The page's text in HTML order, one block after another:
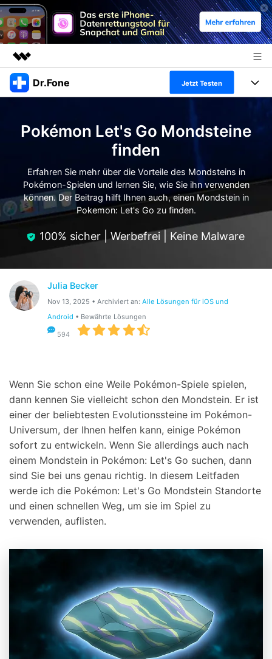
Top-Produkte
Dienstprogramme
Überblick
Presseraum
Shop
Support
Dr.Fone Jetzt Testen
Alles-in-einem-Toolkit
Weitere Tools und Apps
Full Toolkit anzeigen >
Entdecken Sie weitere Dr.Fone-Lösungen
Lernen und Unterstützung
Ressourcen & Lernen
Hilfe und Unterstützung erhalten
Android 16 FRP-Umgehung
DOWNLOAD Anmelden
Suchen
Pokémon Let's Go Mondsteine
finden
Erfahren Sie mehr über die Vorteile des Mondsteins in
Pokémon-Spielen und lernen Sie, wie Sie ihn verwenden
können. Der Beitrag hilft Ihnen auch, einen Mondstein in
Pokemon: Let's Go zu finden.
100% sicher | Werbefrei | Keine Malware
Julia Becker
Nov 13, 2025 • Archiviert an: Alle Lösungen für iOS und
Android • Bewährte Lösungen
594
Wenn Sie schon eine Weile Pokémon-Spiele spielen,
dann kennen Sie vielleicht schon den Mondstein. Er ist
einer der beliebtesten Evolutionssteine im Pokémon-
Universum, der Ihnen helfen kann, einige Pokémon
sofort zu entwickeln. Wenn Sie allerdings auch nach
einem Mondstein in Pokémon: Let's Go suchen, dann
sind Sie bei uns genau richtig. In diesem Leitfaden
werde ich die Pokémon: Let's Go Mondstein Standorte
und einen schnellen Weg, um sie im Spiel zu
verwenden, auflisten.